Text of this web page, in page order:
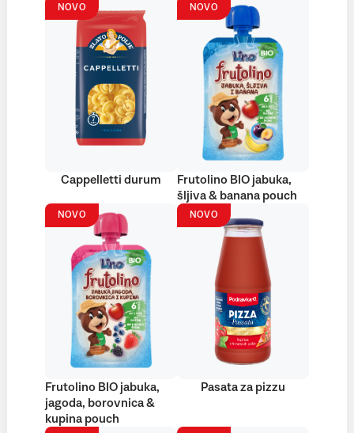
NOVO
Cappelletti durum
NOVO
Frutolino BIO jabuka,
šljiva & banana pouch
NOVO
Frutolino BIO jabuka,
jagoda, borovnica &
kupina pouch
NOVO
Pasata za pizzu